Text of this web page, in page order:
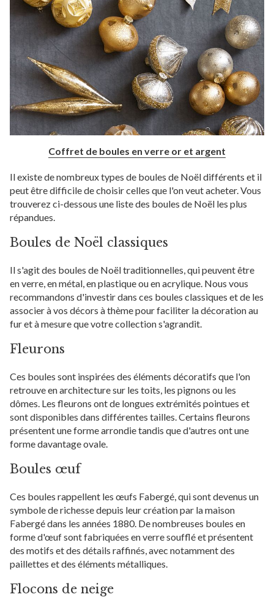
Coffret de boules en verre or et argent
Il existe de nombreux types de boules de Noël différents et il
peut être difficile de choisir celles que l'on veut acheter. Vous
trouverez ci-dessous une liste des boules de Noël les plus
répandues.
Boules de Noël classiques
Il s'agit des boules de Noël traditionnelles, qui peuvent être
en verre, en métal, en plastique ou en acrylique. Nous vous
recommandons d'investir dans ces boules classiques et de les
associer à vos décors à thème pour faciliter la décoration au
fur et à mesure que votre collection s'agrandit.
Fleurons
Ces boules sont inspirées des éléments décoratifs que l'on
retrouve en architecture sur les toits, les pignons ou les
dômes. Les fleurons ont de longues extrémités pointues et
sont disponibles dans différentes tailles. Certains fleurons
présentent une forme arrondie tandis que d'autres ont une
forme davantage ovale.
Boules œuf
Ces boules rappellent les œufs Fabergé, qui sont devenus un
symbole de richesse depuis leur création par la maison
Fabergé dans les années 1880. De nombreuses boules en
forme d'œuf sont fabriquées en verre soufflé et présentent
des motifs et des détails raffinés, avec notamment des
paillettes et des éléments métalliques.
Flocons de neige